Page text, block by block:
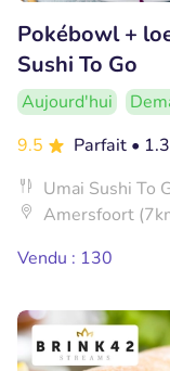
Pokébowl +
Sushi To Go
Aujourd'hui
9.5
Parfait •
Umai Sushi To
Amersfoort
Vendu : 130